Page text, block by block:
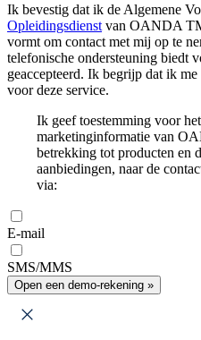
Ik bevestig dat ik de Algemene
Opleidingsdienst van OANDA
vormt om contact met mij op te
telefonische ondersteuning biedt
geaccepteerd. Ik begrijp dat ik
voor deze service.
Ik geef toestemming voor
marketinginformatie van
betrekking tot producten en
aanbiedingen, naar de
via:
E-mail
SMS/MMS
Open een demo-rekening »